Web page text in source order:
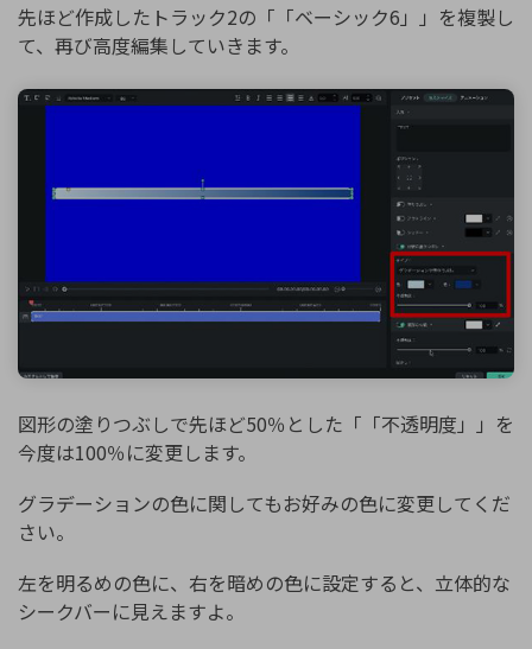
先ほど作成したトラック2の「「ベーシック6」」を複製し
て、再び高度編集していきます。
図形の塗りつぶしで先ほど50％とした「「不透明度」」を
今度は100％に変更します。
グラデーションの色に関してもお好みの色に変更してくだ
さい。
左を明るめの色に、右を暗めの色に設定すると、立体的な
シークバーに見えますよ。